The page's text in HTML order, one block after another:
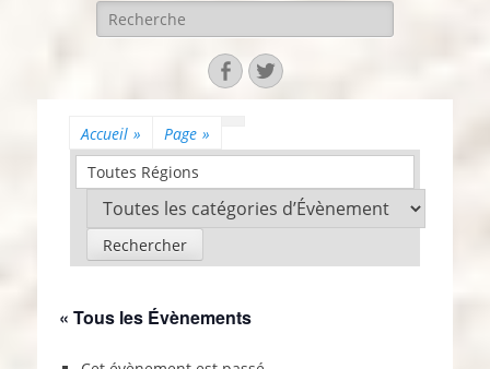
Recherche
pour:
Facebook
Twitter
Accueil » Page »
Toutes Régions
« Tous les Évènements